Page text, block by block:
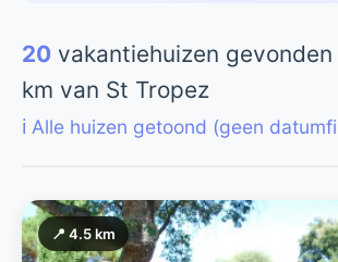
20 vakantiehuizen
km van St Tropez
ℹ️ Alle huizen getoond (geen
📍 4.5 km